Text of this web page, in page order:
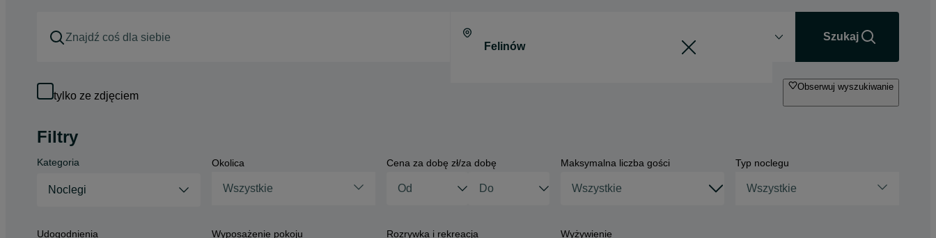
Szukaj
tylko ze zdjęciem
Obserwuj wyszukiwanie
Filtry
Kategoria
Noclegi
Okolica
Wszystkie
Cena za dobę zł/za dobę Maksymalna liczba gości Typ noclegu
Wszystkie
Udogodnienia Wyposażenie pokoju Rozrywka i rekreacja Wyżywienie